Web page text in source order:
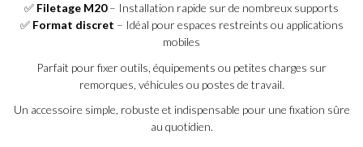
✅ Filetage M20– Installation rapide sur de nombreux supports
✅ Format discret – Idéal pour espaces restreints ou applications
mobiles
Parfait pour fixer outils, équipements ou petites charges sur
remorques, véhicules ou postes de travail.
Un accessoire simple, robuste et indispensable pour une fixation sûre
au quotidien.